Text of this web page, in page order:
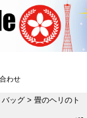
わせ
バッグ > 畳のヘリのト